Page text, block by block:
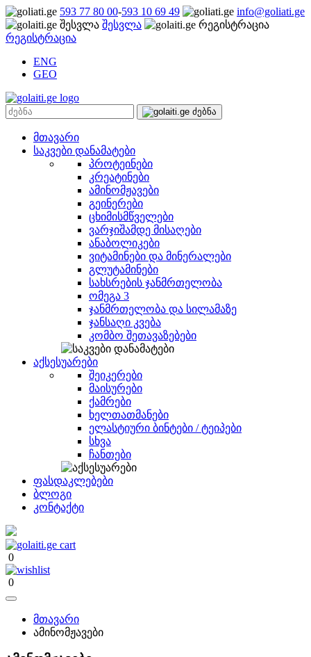
593 77 80 00-593 10 69 49
info@goliati.ge
შესვლა
რეგისტრაცია
ENG
GEO
მთავარი
საკვები დანამატები
პროტეინები
კრეატინები
ამინომჟავები
გეინერები
ცხიმისმწველები
ვარჯიშამდე მისაღები
ანაბოლიკები
ვიტამინები და მინერალები
გლუტამინები
სახსრების ჯანმრთელობა
ომეგა 3
ჯანმრთელობა და სილამაზე
ჯანსაღი კვება
კომბო შეთავაზებები
აქსესუარები
შეიკერები
მაისურები
ქამრები
ხელთათმანები
ელასტიური ბინტები / ტეიპები
სხვა
ჩანთები
ფასდაკლებები
ბლოგი
კონტაქტი
0
0
მთავარი
ამინომჟავები